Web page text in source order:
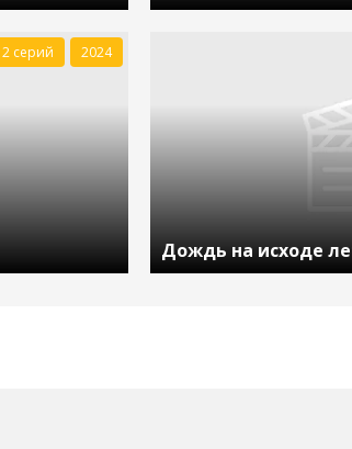
серий 2024
Дождь на исходе